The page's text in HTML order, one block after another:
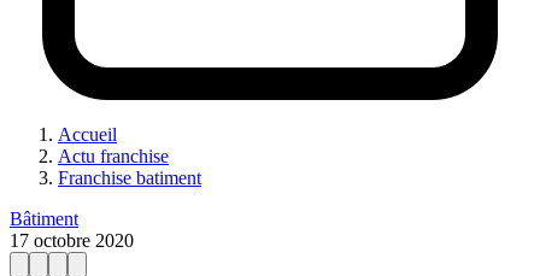
Accueil
Actu franchise
Franchise batiment
Bâtiment
17 octobre 2020